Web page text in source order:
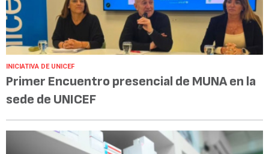
INICIATIVA DE UNICEF
Primer Encuentro presencial de MUNA en la
sede de UNICEF